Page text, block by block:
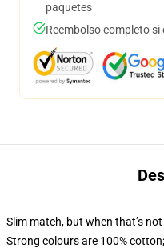
paquetes
Reembolso completo
Slim match, but when that’s
Strong colours are 100%